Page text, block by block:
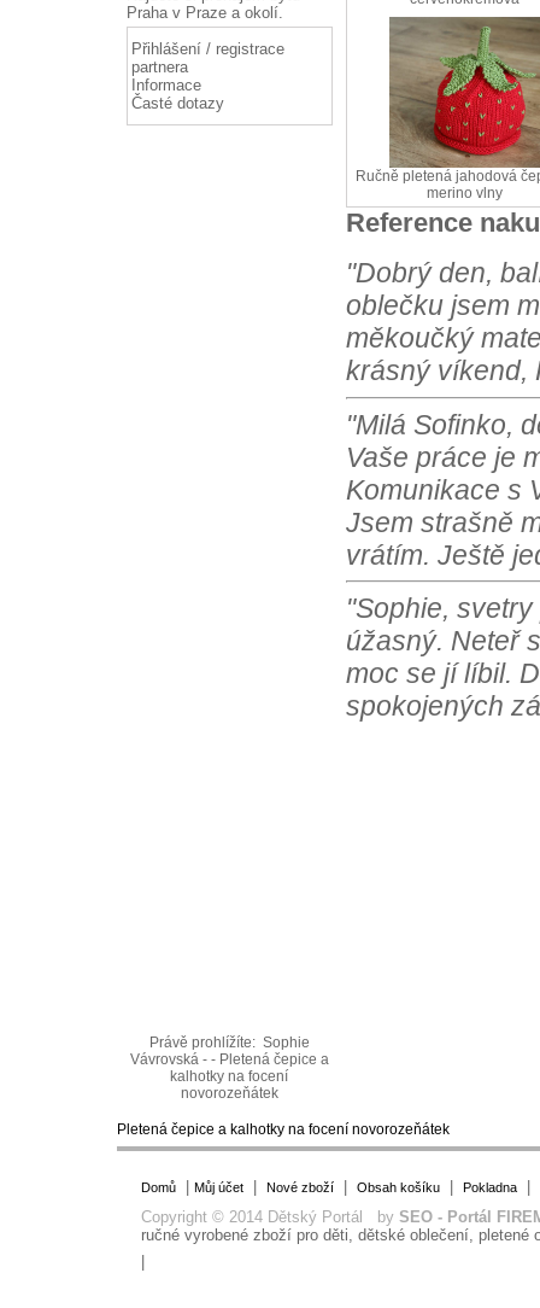
Prahav Praze a okolí.
Přihlášení / registrace
partnera
Informace
Časté dotazy
Ručně pletená jahodová
merino vlny
Reference
"Dobrý den,
oblečku jsem
měkoučký
krásný víkend,
"Milá Sofinko,
Vaše práce je
Komunikace s
Jsem strašně
vrátím. Ještě
"Sophie,
úžasný. Neteř
moc se jí líbil.
spokojených
Právě prohlížíte: Sophie
Vávrovská - - Pletená čepice a
kalhotky na focení
novorozeňátek
Pletená čepice a kalhotky na focení novorozeňátek
Domů| Můj účet| Nové zboží| Obsah košíku| Pokladna|
Copyright © 2014 Dětský Portál by SEO - Portál
ručné vyrobené zboží pro děti, dětské oblečení, pletené